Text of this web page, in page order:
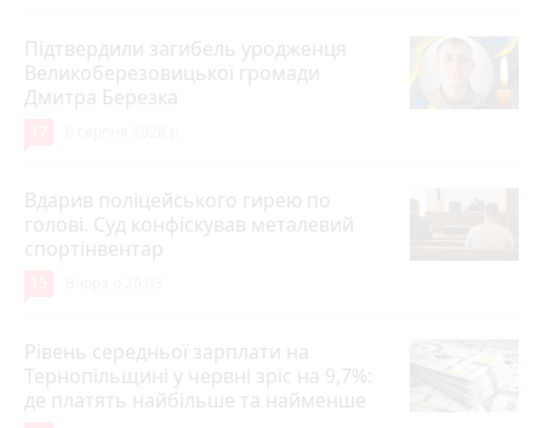
Підтвердили загибель уродженця
Великоберезовицької громади
Дмитра Березка
Вдарив поліцейського гирею по
голові. Суд конфіскував металевий
спортінвентар
Рівень середньої зарплати на
Тернопільщині у червні зріс на 9,7%:
де платять найбільше та найменше